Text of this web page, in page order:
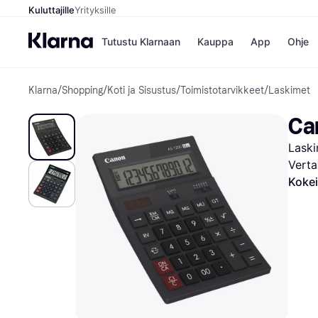
KuluttajilleYrityksille
Tutustu Klarnaan Kauppa
Kaupat
Gigantti
H&M
Peten
Wolt
App Ohje
Klarna/Shopping/Koti ja Sisustus/Toimistotarvikkeet/Laskimet